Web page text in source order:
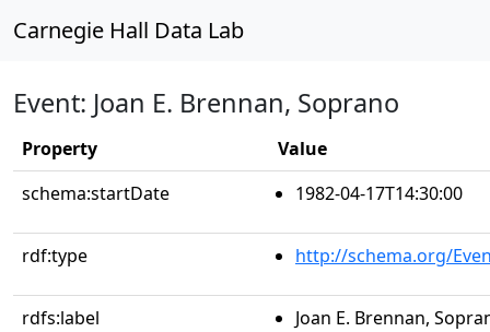
Carnegie Hall Data Lab
Event: Joan E. Brennan, Soprano
Property
Value
schema:startDate
1982-04-17T14:30:00
rdf:type http://schema.org/
rdfs:label Joan E. Brennan,